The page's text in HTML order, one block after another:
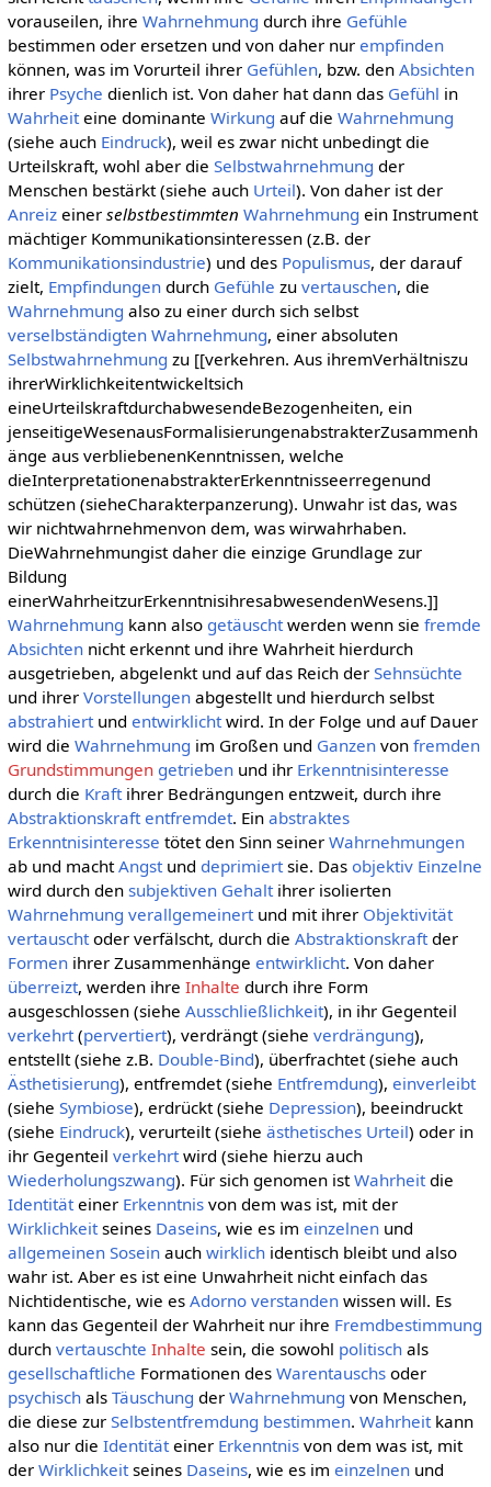
vorauseilen, ihre Wahrnehmung durch ihre Gefühle
bestimmen oder ersetzen und von daher nur empfinden
können, was im Vorurteil ihrer Gefühlen, bzw. den Absichten
ihrer Psyche dienlich ist. Von daher hat dann das Gefühl in
Wahrheiteine dominante Wirkung auf die Wahrnehmung
(siehe auch Eindruck), weil es zwar nicht unbedingt die
Urteilskraft, wohl aber die Selbstwahrnehmung der
Menschen bestärkt (siehe auch Urteil). Von daher ist der
Anreizeiner selbstbestimmten Wahrnehmung ein Instrument
mächtiger Kommunikationsinteressen (z.B. der
Kommunikationsindustrie) und des Populismus, der darauf
zielt, Empfindungendurch Gefühle zu vertauschen, die
Wahrnehmung also zu einer durch sich selbst
verselbständigten Wahrnehmung, einer absoluten
Selbstwahrnehmung zu [[verkehren. Aus ihremVerhältniszu
ihrerWirklichkeitentwickeltsich
eineUrteilskraftdurchabwesendeBezogenheiten, ein
jenseitigeWesenausFormalisierungenabstrakterZusammenh
änge aus verbliebenenKenntnissen, welche
dieInterpretationenabstrakterErkenntnisseerregenund
schützen (sieheCharakterpanzerung). Unwahr ist das, was
wir nichtwahrnehmenvon dem, was wirwahrhaben.
DieWahrnehmungist daher die einzige Grundlage zur
Bildung
einerWahrheitzurErkenntnisihresabwesendenWesens.]]
Wahrnehmung kann also getäuschtwerden wenn sie fremde
Absichtennicht erkennt und ihre Wahrheit hierdurch
ausgetrieben, abgelenkt und auf das Reich der Sehnsüchte
und ihrer Vorstellungenabgestellt und hierdurch selbst
abstrahiertund entwirklichtwird. In der Folge und auf Dauer
wird die Wahrnehmung im Großen und Ganzenvon fremden
Grundstimmungen getriebenund ihr Erkenntnisinteresse
durch die Kraftihrer Bedrängungen entzweit, durch ihre
Abstraktionskraft entfremdet. Ein abstraktes
Erkenntnisinteresse tötet den Sinn seiner Wahrnehmungen
ab und machtAngstund deprimiertsie. Das objektiv Einzelne
wird durch den subjektiven Gehaltihrer isolierten
Wahrnehmung verallgemeinertund mit ihrer Objektivität
vertauschtoder verfälscht, durch die Abstraktionskraftder
Formenihrer Zusammenhänge entwirklicht. Von daher
überreizt, werden ihre Inhalte durch ihre Form
ausgeschlossen (siehe Ausschließlichkeit), in ihr Gegenteil
verkehrt(pervertiert), verdrängt (siehe verdrängung),
entstellt (siehe z.B. Double-Bind), überfrachtet (siehe auch
Ästhetisierung), entfremdet (siehe Entfremdung), einverleibt
(siehe Symbiose), erdrückt (siehe Depression), beeindruckt
(siehe Eindruck), verurteilt (siehe ästhetisches Urteil) oder in
ihr Gegenteil verkehrtwird (siehe hierzu auch
Wiederholungszwang). Für sich genomen istWahrheitdie
Identitäteiner Erkenntnisvon dem was ist, mit der
Wirklichkeitseines Daseins, wie es im einzelnenund
allgemeinen Soseinauch wirklichidentisch bleibt und also
wahr ist. Aber es ist eine Unwahrheit nicht einfach das
Nichtidentische, wie es Adorno verstandenwissen will. Es
kann das Gegenteil der Wahrheit nur ihre Fremdbestimmung
durch vertauschte Inhalte sein, die sowohl politischals
gesellschaftliche Formationen des Warentauschsoder
psychischals Täuschung der Wahrnehmung von Menschen,
die diese zur Selbstentfremdung bestimmen. Wahrheitkann
also nur die Identitäteiner Erkenntnisvon dem was ist, mit
der Wirklichkeitseines Daseins, wie es im einzelnenund